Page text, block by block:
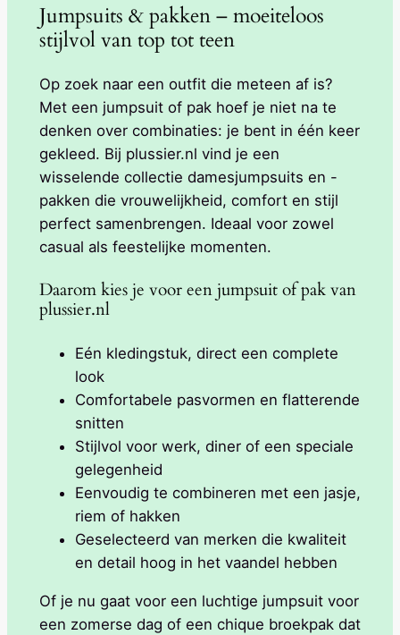
Jumpsuits & pakken – moeiteloos
stijlvol van top tot teen
Op zoek naar een outfit die meteen af is?
Met een jumpsuit of pak hoef je niet na te
denken over combinaties: je bent in één keer
gekleed. Bij plussier.nl vind je een
wisselende collectie damesjumpsuits en -
pakken die vrouwelijkheid, comfort en stijl
perfect samenbrengen. Ideaal voor zowel
casual als feestelijke momenten.
Daarom kies je voor een jumpsuit of pak van
plussier.nl
Eén kledingstuk, direct een complete
look
Comfortabele pasvormen en flatterende
snitten
Stijlvol voor werk, diner of een speciale
gelegenheid
Eenvoudig te combineren met een jasje,
riem of hakken
Geselecteerd van merken die kwaliteit
en detail hoog in het vaandel hebben
Of je nu gaat voor een luchtige jumpsuit voor
een zomerse dag of een chique broekpak dat